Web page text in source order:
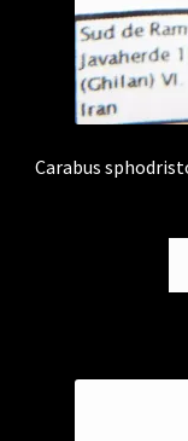
Carabus